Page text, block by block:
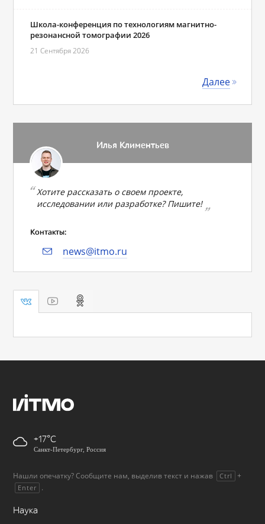
Школа-конференция по технологиям магнитно-
резонансной томографии 2026
21 Сентября 2026
Далее
Илья Климентьев
Хотите рассказать о своем проекте,
исследовании или разработке? Пишите!
Контакты:
news@itmo.ru
+17
Санкт-Петербург, Россия
Нашли опечатку? Сообщите нам, выделив текст и нажав Ctrl +
Enter .
Наука